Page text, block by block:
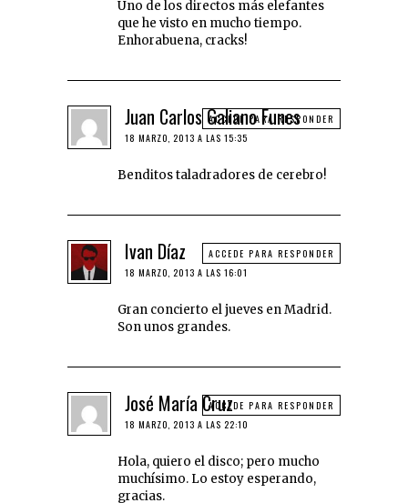
Uno de los directos más elefantes
que he visto en mucho tiempo.
Enhorabuena, cracks!
Juan Carlos Galiano Funes
18 MARZO, 2013 A LAS 15:35
Benditos taladradores de cerebro!
ACCEDE PARA RESPONDER
Ivan Díaz
18 MARZO, 2013 A LAS 16:01
Gran concierto el jueves en Madrid.
Son unos grandes.
ACCEDE PARA RESPONDER
José María Cruz
18 MARZO, 2013 A LAS 22:10
Hola, quiero el disco; pero mucho
muchísimo. Lo estoy esperando,
gracias.
ACCEDE PARA RESPONDER